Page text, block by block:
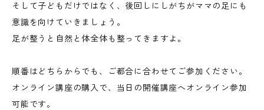
そして子どもだけではなく、後回しにしがちがママの足にも
意識を向けていきましょう。
足が整うと自然と体全体も整ってきますよ。
順番はどちらからでも、ご都合に合わせてご参加ください。
オンライン講座の購入で、当日の開催講座へオンライン参加
可能です。